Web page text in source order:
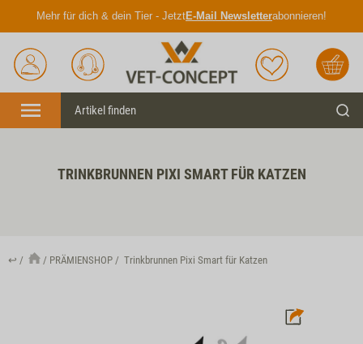
Mehr für dich & dein Tier - JetztE-Mail Newsletterabonnieren!
Anmelden
Unser
Service
Merkliste Warenkorb
Menü
TRINKBRUNNEN PIXI SMART FÜR KATZEN
↩ PRÄMIENSHOP Trinkbrunnen Pixi Smart für Katzen